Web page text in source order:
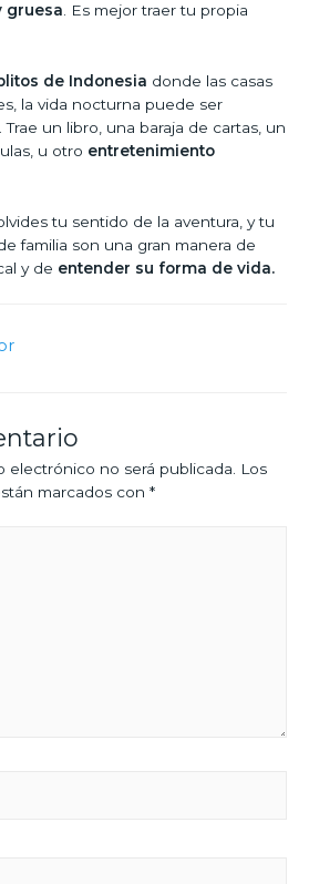
gruesa. Es mejor traer tu propia
de Indonesia donde las casas
la vida nocturna puede ser
un libro, una baraja de cartas, un
u otro entretenimiento
tu sentido de la aventura, y tu
familia son una gran manera de
y de entender su forma de vida.
electrónico no será publicada.
Los
marcados con *